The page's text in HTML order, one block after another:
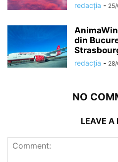
redacția -
din
redacția -
NO
LEAVE A